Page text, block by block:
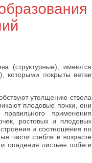
(структурные), имеются
которыми покрыты ветви
утолщению ствола
плодовые почки, они
применения
ростовых и плодовых
и соотношения по
части стебля в возрасте
опадения листьев побеги